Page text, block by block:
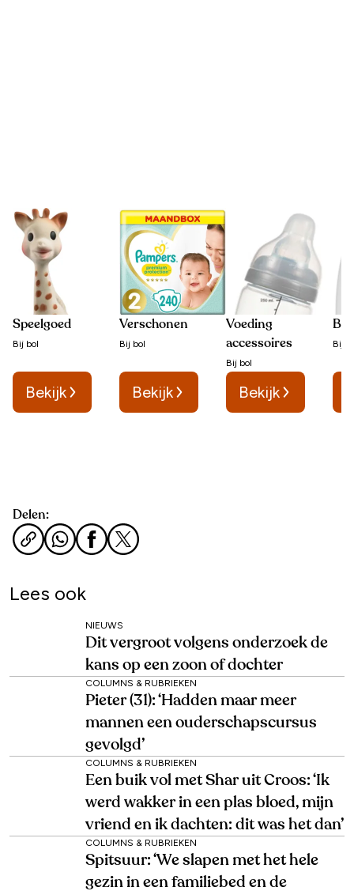
Speelgoed
Bij bol
Bekijk
Verschonen
Bij bol
Bekijk
Voeding
accessoires
Bij bol
Bekijk
Bij
Delen:
Lees ook
NIEUWS
Dit vergroot volgens onderzoek de
kans op een zoon of dochter
COLUMNS & RUBRIEKEN
Pieter (31): ‘Hadden maar meer
mannen een ouderschapscursus
gevolgd’
COLUMNS & RUBRIEKEN
Een buik vol met Shar uit Croos: ‘Ik
werd wakker in een plas bloed, mijn
vriend en ik dachten: dit was het dan’
COLUMNS & RUBRIEKEN
Spitsuur: ‘We slapen met het hele
gezin in een familiebed en de